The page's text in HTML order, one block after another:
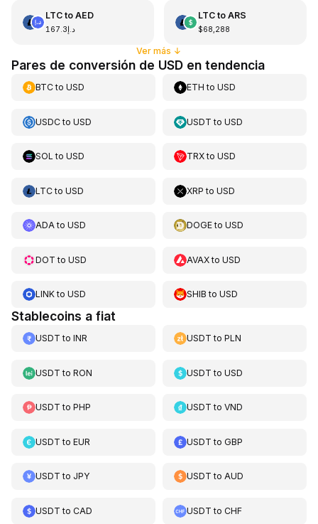
LTCto AED
د.إ167.3
LTCto ARS
$68,288
Ver más ↓
Pares de conversión de USD en tendencia
BTCto USD ETH toUSD
USDCto USD USDT toUSD
SOL to USD TRXtoUSD
LTCto USD XRP toUSD
ADAto USD DOGEtoUSD
DOT to USD AVAXtoUSD
LINKto USD SHIB toUSD
Stablecoins a fiat
USDT to INR USDT toPLN
USDT to RON USDT toUSD
USDT to PHP USDT toVND
USDT to EUR USDT toGBP
USDT to JPY USDT toAUD
USDT to CAD USDT toCHF